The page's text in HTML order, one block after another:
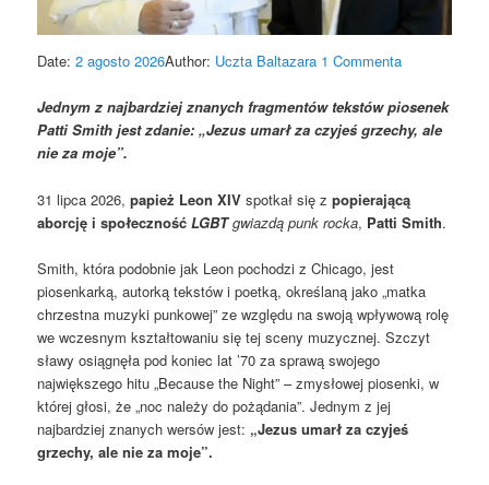
Date:2 agosto 2026Author: Uczta Baltazara 1 Commenta
Jednym z najbardziej znanych fragmentów tekstów piosenek
Patti Smith jest zdanie: „Jezus umarł za czyjeś grzechy, ale
nie za moje”.
31 lipca 2026,papież Leon XIV spotkał się zpopierającą
aborcję i społecznośćLGBT gwiazdą punk rocka, Patti Smith.
Smith, która podobnie jak Leon pochodzi z Chicago, jest
piosenkarką, autorką tekstów i poetką, określaną jako „matka
chrzestna muzyki punkowej” ze względu na swoją wpływową rolę
we wczesnym kształtowaniu się tej sceny muzycznej. Szczyt
sławy osiągnęła pod koniec lat ’70 za sprawą swojego
największego hitu „Because the Night” – zmysłowej piosenki, w
której głosi, że „noc należy do pożądania”. Jednym z jej
najbardziej znanych wersów jest: „Jezus umarł za czyjeś
grzechy, ale nie za moje”.